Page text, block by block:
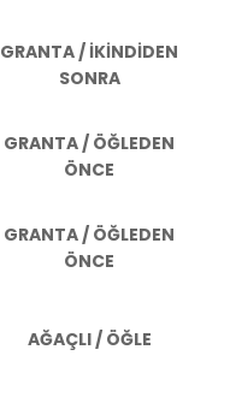
GRANTA / İKİNDİDEN
SONRA
GRANTA / ÖĞLEDEN
ÖNCE
GRANTA / ÖĞLEDEN
ÖNCE
AĞAÇLI / ÖĞLE